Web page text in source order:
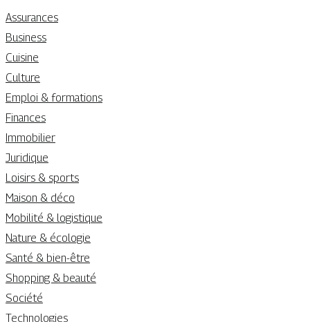
Assurances
Business
Cuisine
Culture
Emploi & formations
Finances
Immobilier
Juridique
Loisirs & sports
Maison & déco
Mobilité & logistique
Nature & écologie
Santé & bien-être
Shopping & beauté
Société
Technologies